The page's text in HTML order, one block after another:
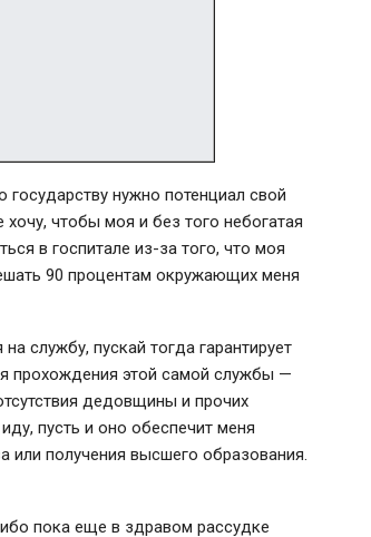
нужно потенциал свой
чтобы моя и без того небогатая
в госпитале из-за того, что моя
90 процентам окружающих меня
службу, пускай тогда гарантирует
прохождения этой самой службы —
дедовщины и прочих
пусть и оно обеспечит меня
или получения высшего образования.
пока еще в здравом рассудке